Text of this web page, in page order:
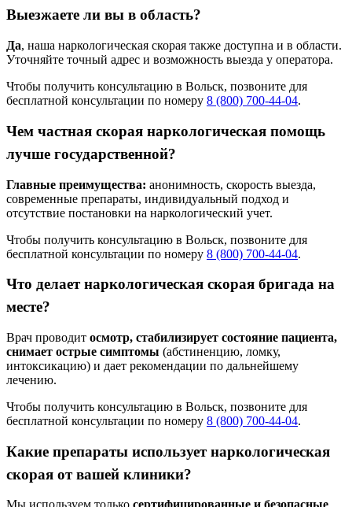
Выезжаете ли вы в область?
Да, наша наркологическая скорая также доступна и в области.
Уточняйте точный адрес и возможность выезда у оператора.
Чтобы получить консультацию в Вольск, позвоните для
бесплатной консультации по номеру 8 (800) 700-44-04.
Чем частная скорая наркологическая помощь
лучше государственной?
Главные преимущества: анонимность, скорость выезда,
современные препараты, индивидуальный подход и
отсутствие постановки на наркологический учет.
Чтобы получить консультацию в Вольск, позвоните для
бесплатной консультации по номеру 8 (800) 700-44-04.
Что делает наркологическая скорая бригада на
месте?
Врач проводит осмотр, стабилизирует состояние пациента,
снимает острые симптомы (абстиненцию, ломку,
интоксикацию) и дает рекомендации по дальнейшему
лечению.
Чтобы получить консультацию в Вольск, позвоните для
бесплатной консультации по номеру 8 (800) 700-44-04.
Какие препараты использует наркологическая
скорая от вашей клиники?